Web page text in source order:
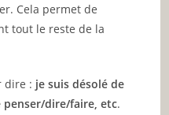
Cela permet de
tout le reste de la
dire : je suis désolé de
penser/dire/faire, etc.